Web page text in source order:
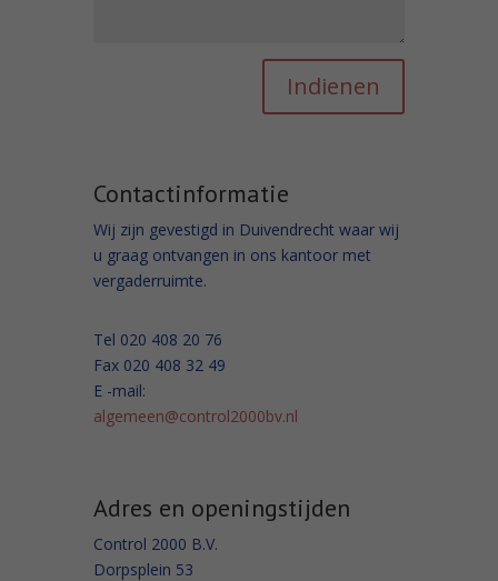
Contactinformatie
Wij zijn gevestigd in Duivendrecht waar wij
u graag ontvangen in ons kantoor met
vergaderruimte.
Tel 020 408 20 76
Fax 020 408 32 49
E -mail:
algemeen@control2000bv.nl
Adres en openingstijden
Control 2000 B.V.
Dorpsplein 53